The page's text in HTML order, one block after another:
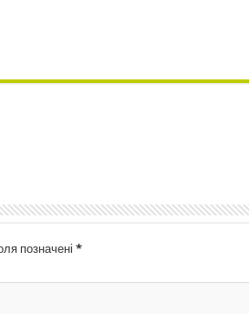
позначені *